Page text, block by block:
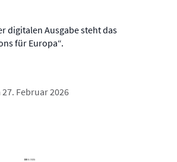
digitalen Ausgabe steht das
für Europa“.
Februar 2026